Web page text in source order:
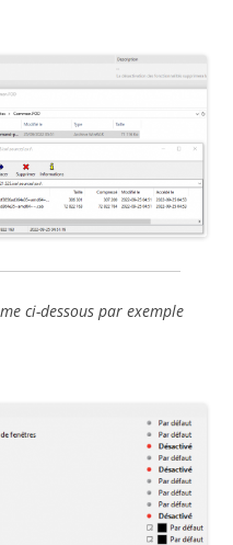
ci-dessous par exemple